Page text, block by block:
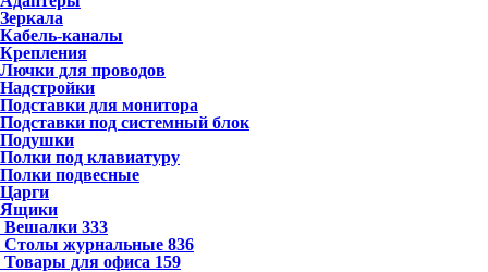
Зеркала
Кабель-каналы
Крепления
Лючки для проводов
Надстройки
Подставки для монитора
Подставки под системный блок
Подушки
Полки под клавиатуру
Полки подвесные
Царги
Ящики
Вешалки 333
Столы журнальные 836
Товары для офиса 159